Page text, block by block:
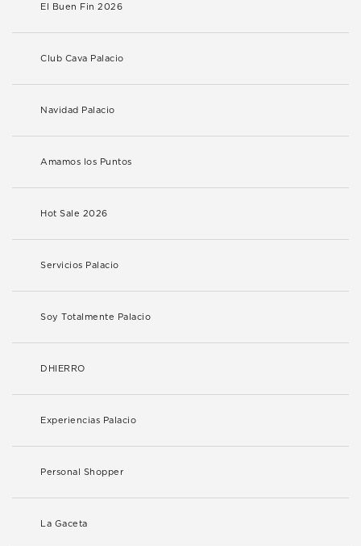
El Buen Fin 2026
Club Cava Palacio
Navidad Palacio
Amamos los Puntos
Hot Sale 2026
Servicios Palacio
Soy Totalmente Palacio
DHIERRO
Experiencias Palacio
Personal Shopper
La Gaceta